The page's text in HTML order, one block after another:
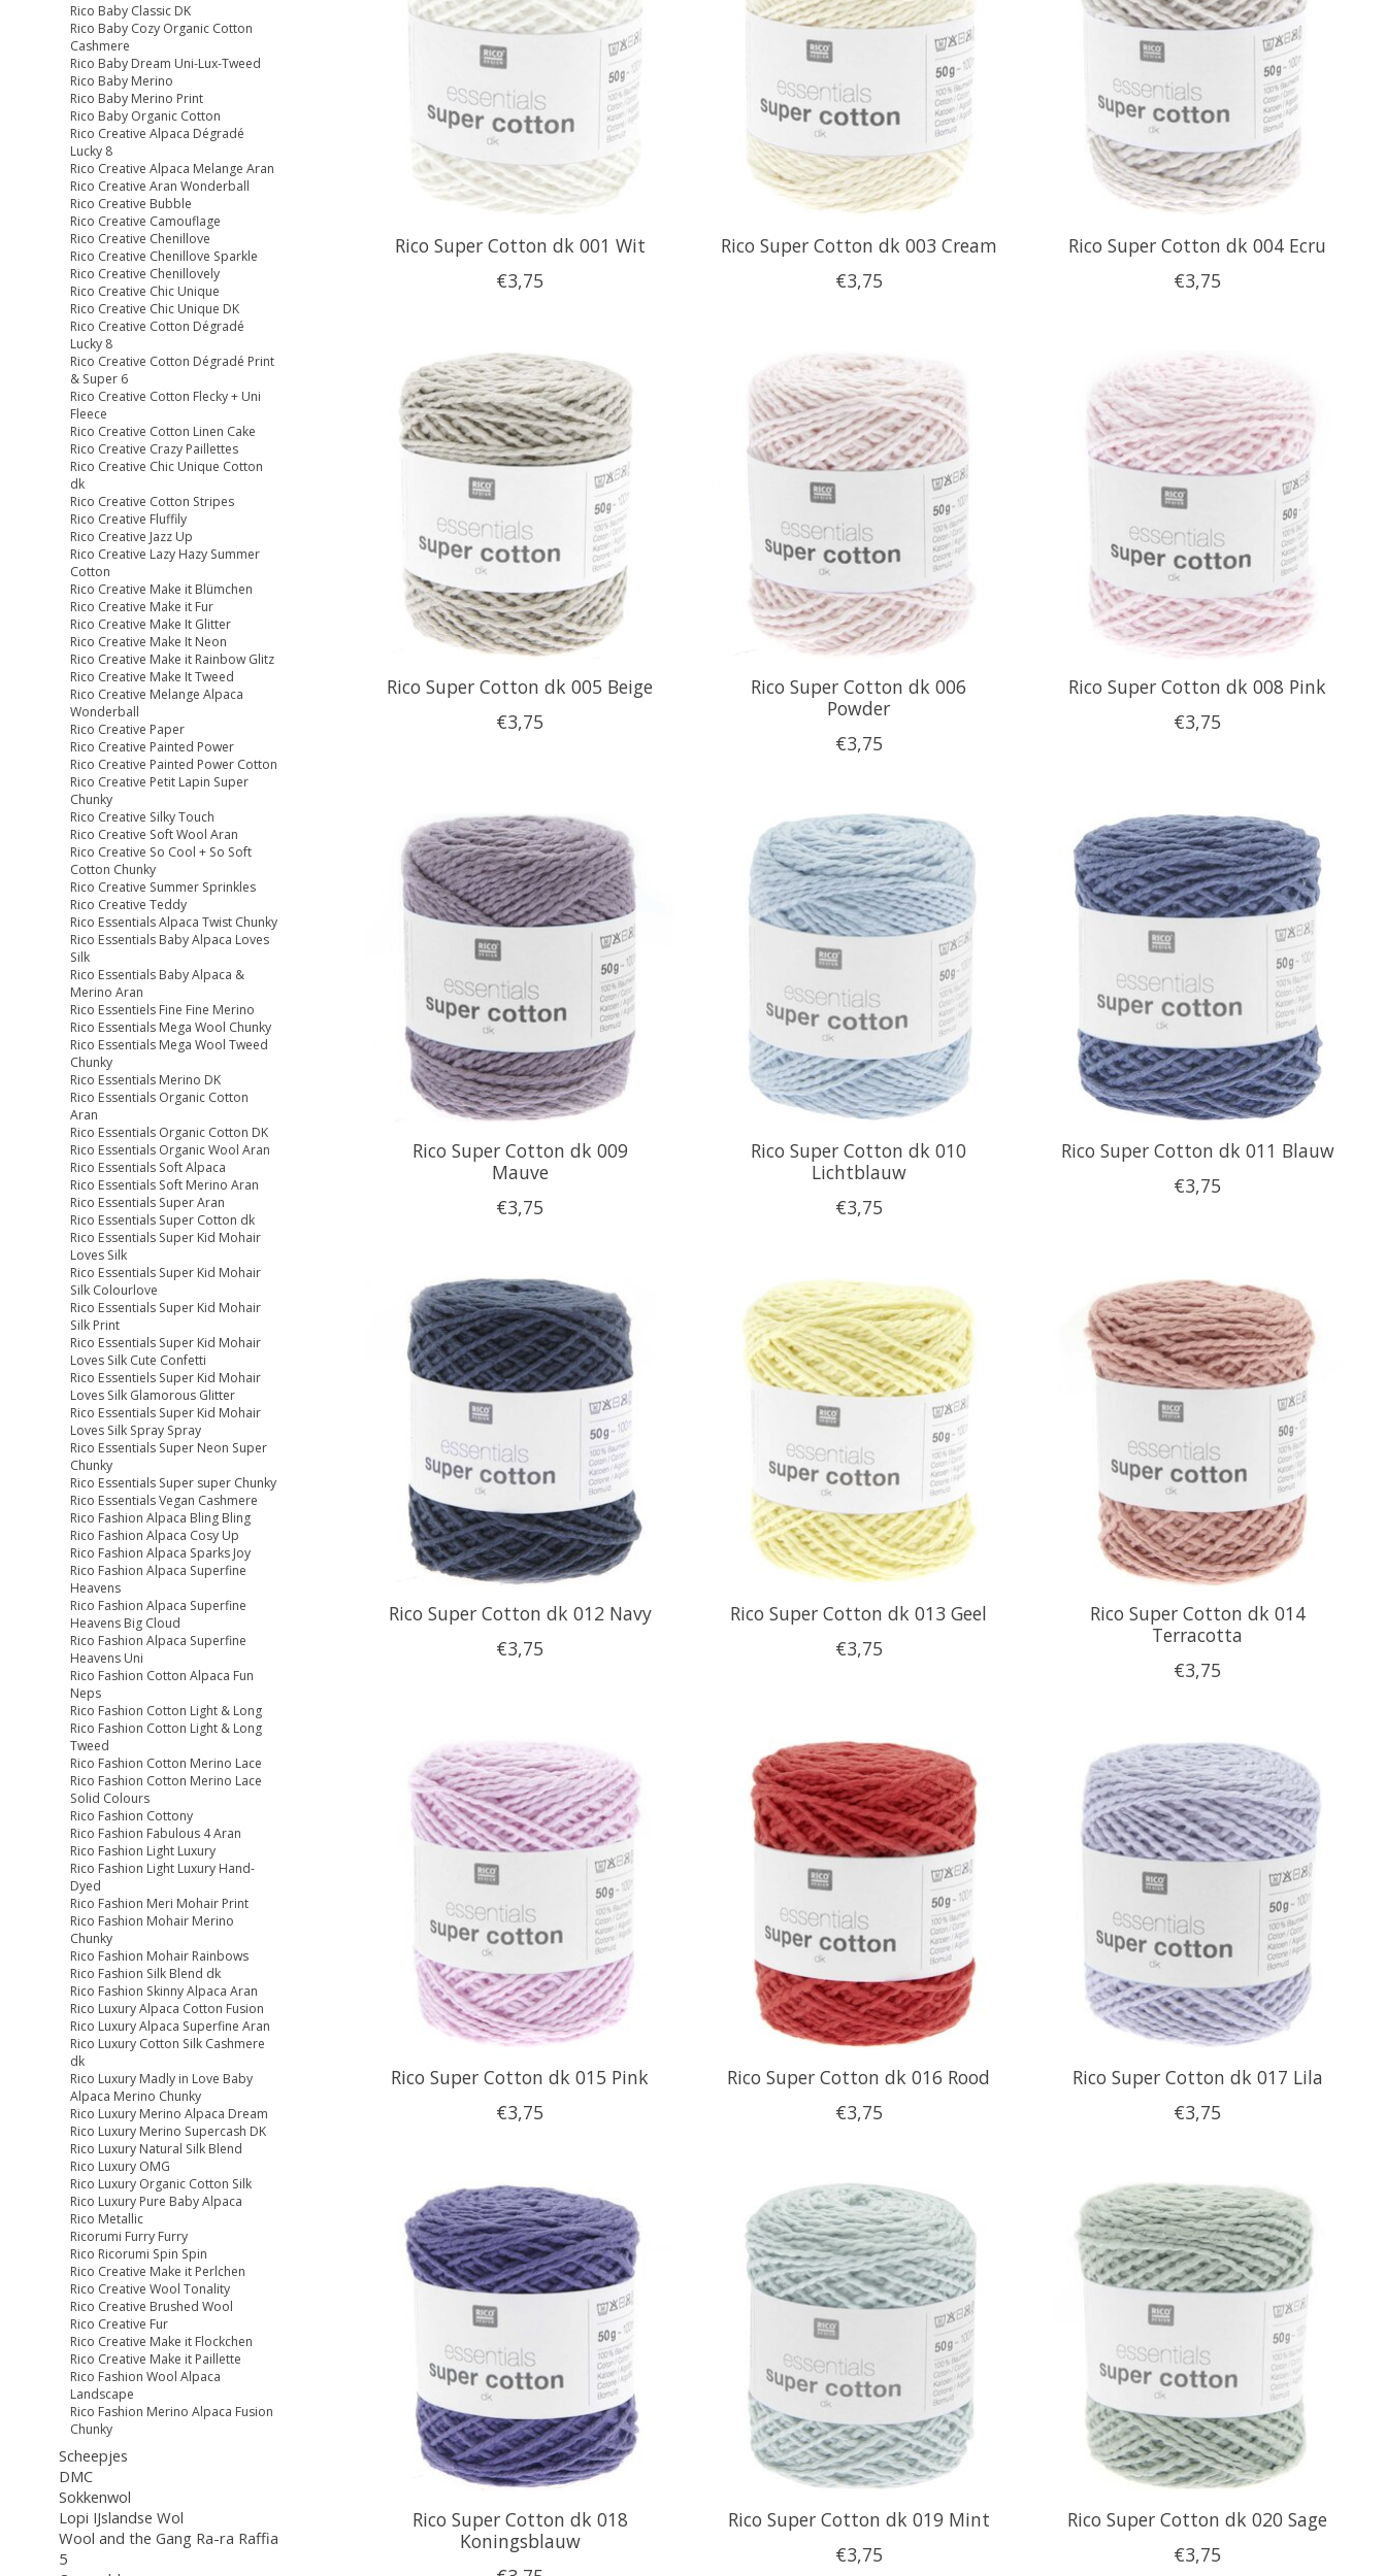
Rico Baby Classic DK
Rico Baby Cozy Organic Cotton
Cashmere
Rico Baby Dream Uni-Lux-Tweed
Rico Baby Merino
Rico Baby Merino Print
Rico Baby Organic Cotton
Rico Creative Alpaca Dégradé
Lucky 8
Rico Creative Alpaca Melange Aran
Rico Creative Aran Wonderball
Rico Creative Bubble
Rico Creative Camouflage
Rico Creative Chenillove
Rico Creative Chenillove Sparkle
Rico Creative Chenillovely
Rico Creative Chic Unique
Rico Creative Chic Unique DK
Rico Creative Cotton Dégradé
Lucky 8
Rico Creative Cotton Dégradé Print
& Super 6
Rico Creative Cotton Flecky + Uni
Fleece
Rico Creative Cotton Linen Cake
Rico Creative Crazy Paillettes
Rico Creative Chic Unique Cotton
dk
Rico Creative Cotton Stripes
Rico Creative Fluffily
Rico Creative Jazz Up
Rico Creative Lazy Hazy Summer
Cotton
Rico Creative Make it Blümchen
Rico Creative Make it Fur
Rico Creative Make It Glitter
Rico Creative Make It Neon
Rico Creative Make it Rainbow Glitz
Rico Creative Make It Tweed
Rico Creative Melange Alpaca
Wonderball
Rico Creative Paper
Rico Creative Painted Power
Rico Creative Painted Power Cotton
Rico Creative Petit Lapin Super
Chunky
Rico Creative Silky Touch
Rico Creative Soft Wool Aran
Rico Creative So Cool + So Soft
Cotton Chunky
Rico Creative Summer Sprinkles
Rico Creative Teddy
Rico Essentials Alpaca Twist Chunky
Rico Essentials Baby Alpaca Loves
Silk
Rico Essentials Baby Alpaca &
Merino Aran
Rico Essentiels Fine Fine Merino
Rico Essentials Mega Wool Chunky
Rico Essentials Mega Wool Tweed
Chunky
Rico Essentials Merino DK
Rico Essentials Organic Cotton
Aran
Rico Essentials Organic Cotton DK
Rico Essentials Organic Wool Aran
Rico Essentials Soft Alpaca
Rico Essentials Soft Merino Aran
Rico Essentials Super Aran
Rico Essentials Super Cotton dk
Rico Essentials Super Kid Mohair
Loves Silk
Rico Essentials Super Kid Mohair
Silk Colourlove
Rico Essentials Super Kid Mohair
Silk Print
Rico Essentials Super Kid Mohair
Loves Silk Cute Confetti
Rico Essentiels Super Kid Mohair
Loves Silk Glamorous Glitter
Rico Essentials Super Kid Mohair
Loves Silk Spray Spray
Rico Essentials Super Neon Super
Chunky
Rico Essentials Super super Chunky
Rico Essentials Vegan Cashmere
Rico Fashion Alpaca Bling Bling
Rico Fashion Alpaca Cosy Up
Rico Fashion Alpaca Sparks Joy
Rico Fashion Alpaca Superfine
Heavens
Rico Fashion Alpaca Superfine
Heavens Big Cloud
Rico Fashion Alpaca Superfine
Heavens Uni
Rico Fashion Cotton Alpaca Fun
Neps
Rico Fashion Cotton Light & Long
Rico Fashion Cotton Light & Long
Tweed
Rico Fashion Cotton Merino Lace
Rico Fashion Cotton Merino Lace
Solid Colours
Rico Fashion Cottony
Rico Fashion Fabulous 4 Aran
Rico Fashion Light Luxury
Rico Fashion Light Luxury Hand-
Dyed
Rico Fashion Meri Mohair Print
Rico Fashion Mohair Merino
Chunky
Rico Fashion Mohair Rainbows
Rico Fashion Silk Blend dk
Rico Fashion Skinny Alpaca Aran
Rico Luxury Alpaca Cotton Fusion
Rico Luxury Alpaca Superfine Aran
Rico Luxury Cotton Silk Cashmere
dk
Rico Luxury Madly in Love Baby
Alpaca Merino Chunky
Rico Luxury Merino Alpaca Dream
Rico Luxury Merino Supercash DK
Rico Luxury Natural Silk Blend
Rico Luxury OMG
Rico Luxury Organic Cotton Silk
Rico Luxury Pure Baby Alpaca
Rico Metallic
Ricorumi Furry Furry
Rico Ricorumi Spin Spin
Rico Creative Make it Perlchen
Rico Creative Wool Tonality
Rico Creative Brushed Wool
Rico Creative Fur
Rico Creative Make it Flockchen
Rico Creative Make it Paillette
Rico Fashion Wool Alpaca
Landscape
Rico Fashion Merino Alpaca Fusion
Chunky
Scheepjes
DMC
Sokkenwol
Lopi IJslandse Wol
Wool and the Gang Ra-ra Raffia
5
Rico Super Cotton dk 001 Wit
€3,75
Rico Super Cotton dk 003 Cream
€3,75
Rico Super Cotton dk 004 Ecru
€3,75
Rico Super Cotton dk 005 Beige
€3,75
Rico Super Cotton dk 006
Powder
€3,75
Rico Super Cotton dk 008 Pink
€3,75
Rico Super Cotton dk 009
Mauve
€3,75
Rico Super Cotton dk 010
Lichtblauw
€3,75
Rico Super Cotton dk 011 Blauw
€3,75
Rico Super Cotton dk 012 Navy
€3,75
Rico Super Cotton dk 013 Geel
€3,75
Rico Super Cotton dk 014
Terracotta
€3,75
Rico Super Cotton dk 015 Pink
€3,75
Rico Super Cotton dk 016 Rood
€3,75
Rico Super Cotton dk 017 Lila
€3,75
Rico Super Cotton dk 018
Koningsblauw
Rico Super Cotton dk 019 Mint
€3,75
Rico Super Cotton dk 020 Sage
€3,75